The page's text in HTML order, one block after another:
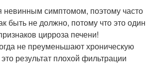
невинным симптомом, поэтому часто
быть не должно, потому что это один
цирроза печени!
не преуменьшают хроническую
результат плохой фильтрации